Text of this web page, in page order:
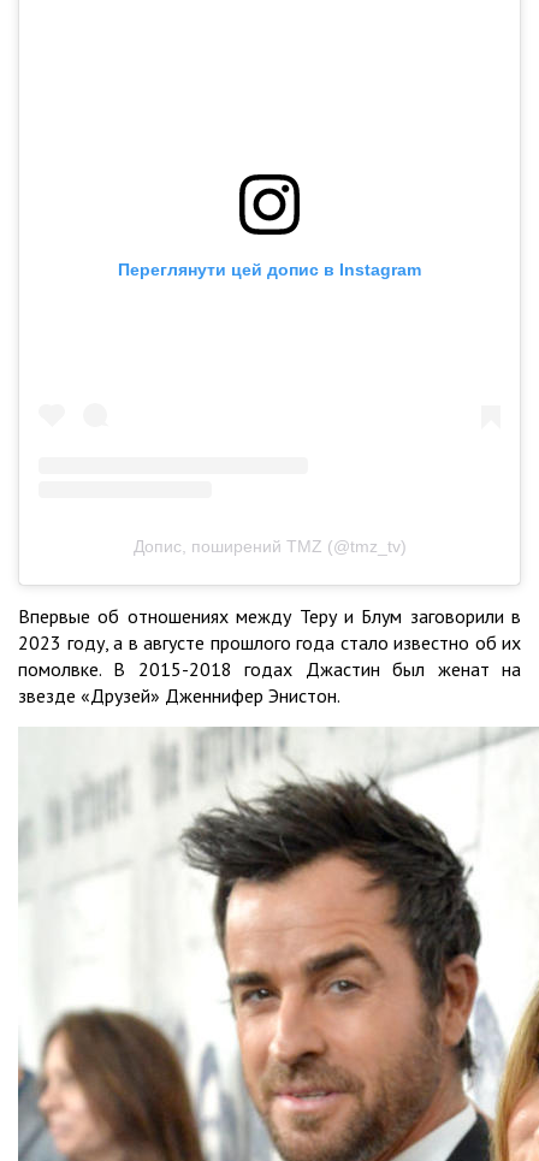
Переглянути цей допис в Instagram
Допис, поширений TMZ (@tmz_tv)
Впервые об отношениях между Теру и Блум заговорили в
2023 году, а в августе прошлого года стало известно об их
помолвке. В 2015-2018 годах Джастин был женат на
звезде «Друзей» Дженнифер Энистон.